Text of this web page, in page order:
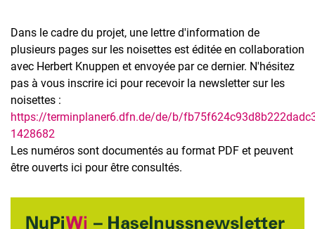
Réunion sur les noix 20-22 mars 2026
Réunion sur les noisettes 24/25 fév 2026
Série en ligne sur les champignons nobles 2026
Haselnuss_Winzer-29.01.2026
Haselnuss-Einführung 27.11.2025
Introduction de la noix 10.11.2025
Mouche du brou de noix 23.09.2025
Événement sur les champignons nobles 19 juin 2025
Dans le cadre du projet, une lettre d'information de
plusieurs pages sur les noisettes est éditée en collaboration
avec Herbert Knuppen et envoyée par ce dernier. N'hésitez
pas à vous inscrire ici pour recevoir la newsletter sur les
noisettes :
https://terminplaner6.dfn.de/de/b/
1428682
Les numéros sont documentés au format PDF et peuvent
être ouverts ici pour être consultés.